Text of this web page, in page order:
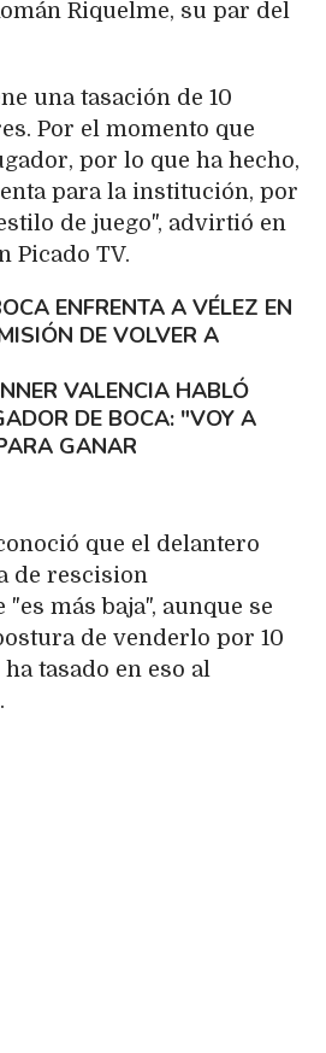
Riquelme, su par del
una tasación de 10
Por el momento que
por lo que ha hecho,
para la institución, por
de juego", advirtió en
Picado TV.
ENFRENTA A VÉLEZ EN
DE VOLVER A
VALENCIA HABLÓ
DE BOCA: "VOY A
GANAR
que el delantero
de rescision
más baja", aunque se
de venderlo por 10
tasado en eso al